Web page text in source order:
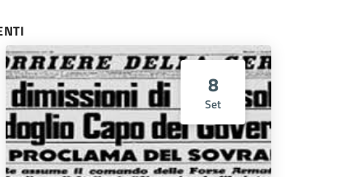
8
Set